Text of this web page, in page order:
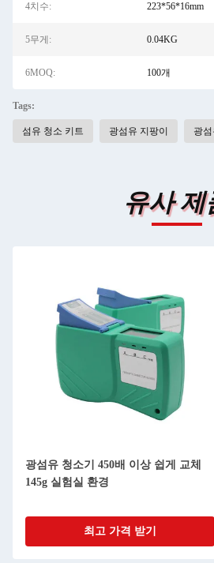
4치수: 223*56*16mm
5무게: 0.04KG
6MOQ: 100개
Tags:
섬유 청소 키트 광섬유 지팡이 광
유사 제
광섬유 청소기 450배 이상 쉽게 교체
145g 실험실 환경
최고 가격 받기